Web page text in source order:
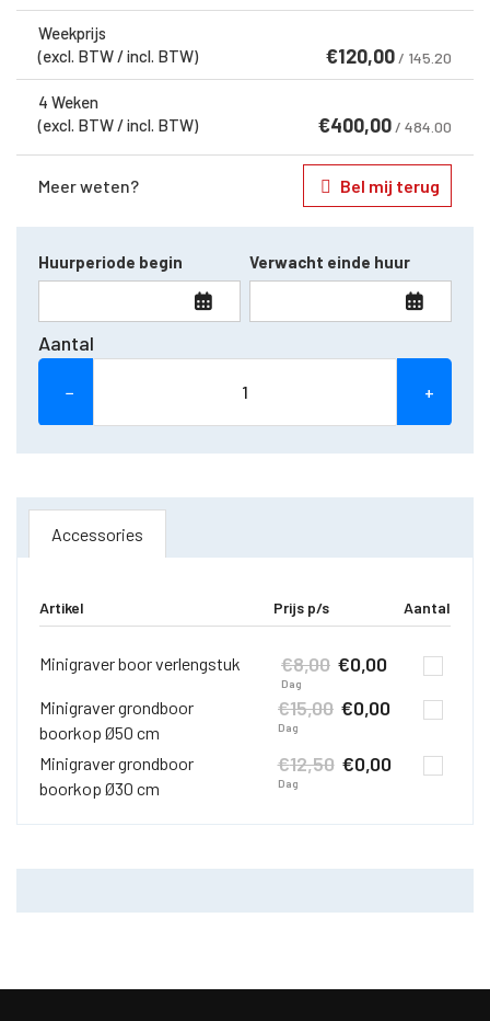
Weekprijs
(excl. BTW / incl. BTW)
€120,00 / 145.20
4 Weken
(excl. BTW / incl. BTW)
€400,00 / 484.00
Meer weten? Bel mij terug
Huurperiode begin Verwacht einde huur
Aantal
− +
Accessories
Artikel Prijs p/s Aantal
Minigraver boor verlengstuk €8,00 €0,00
Dag
Minigraver grondboor
boorkop Ø50 cm
€15,00 €0,00
Dag
Minigraver grondboor
boorkop Ø30 cm
€12,50 €0,00
Dag